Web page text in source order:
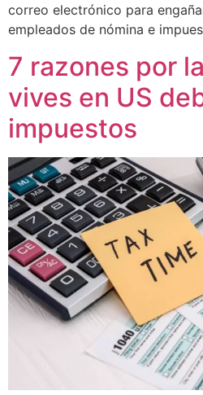
correo electrónico para
empleados de nómina e
7 razones por
vives en US
impuestos